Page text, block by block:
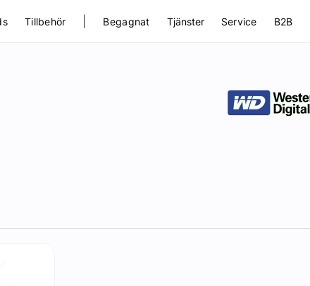
Tillbehör Begagnat Tjänster Service B2B